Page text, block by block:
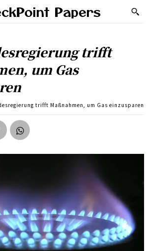
Papers
trifft
um Gas
trifft Maßnahmen, um Gas einzusparen